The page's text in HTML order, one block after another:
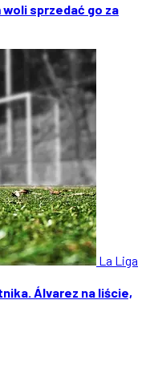
sprzedać go za
La Liga
Álvarez na liście,